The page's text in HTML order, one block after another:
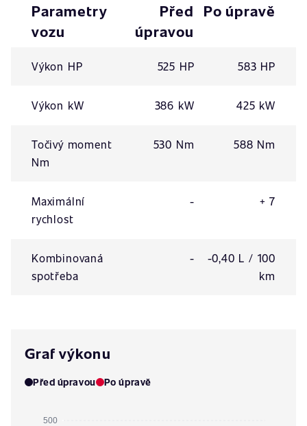
Parametry
vozu
Před
úpravou
Po úpravě
Výkon HP 525 HP 583 HP
Výkon kW 386 kW 425 kW
Točivý moment
Nm
530 Nm 588 Nm
Maximální
rychlost
- + 7
Kombinovaná
spotřeba
-
-0,40 L / 100
km
Graf výkonu
Před úpravou Po úpravě
500